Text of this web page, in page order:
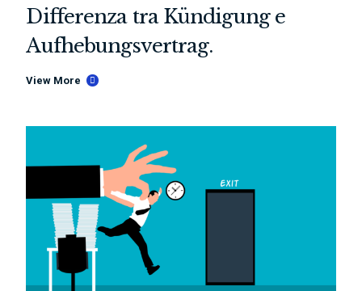
Differenza tra Kündigung e
Aufhebungsvertrag.
View More